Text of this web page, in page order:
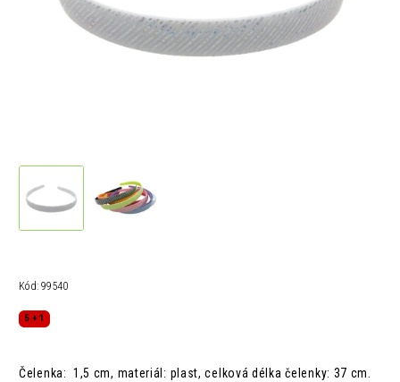
Kód: 99540
5 + 1
Čelenka: 1,5 cm, materiál: plast, celková délka čelenky: 37 cm.